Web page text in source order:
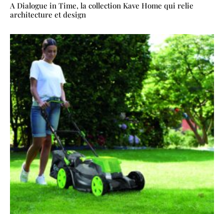
A Dialogue in Time, la collection Kave Home qui relie
architecture et design